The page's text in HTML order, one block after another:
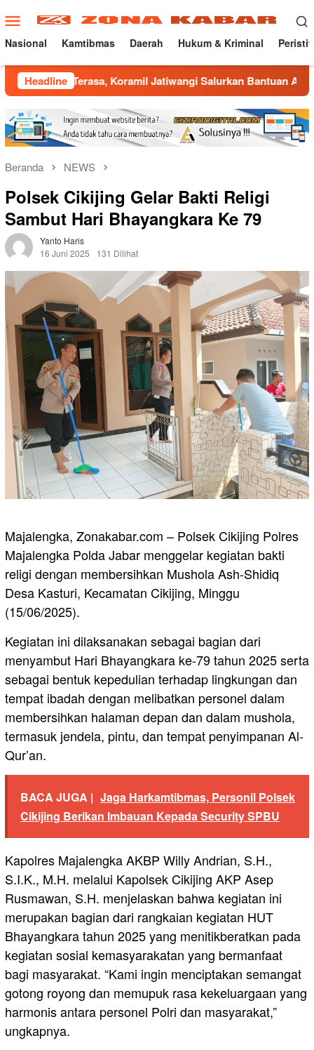
ke
konten
Menu
Mobile
Nasional Kamtibmas Daerah Hukum & Kriminal
Headline
Koramil Jatiwangi Salurkan Bantuan Air Bersih untuk
Beranda NEWS
Polsek Cikijing Gelar Bakti Religi
Sambut Hari Bhayangkara Ke 79
Yanto Haris
16 Juni 2025
131 Dilihat
Majalengka, Zonakabar.com – Polsek Cikijing Polres
Majalengka Polda Jabar menggelar kegiatan bakti
religi dengan membersihkan Mushola Ash-Shidiq
Desa Kasturi, Kecamatan Cikijing, Minggu
(15/06/2025).
Kegiatan ini dilaksanakan sebagai bagian dari
menyambut Hari Bhayangkara ke-79 tahun 2025 serta
sebagai bentuk kepedulian terhadap lingkungan dan
tempat ibadah dengan melibatkan personel dalam
membersihkan halaman depan dan dalam mushola,
termasuk jendela, pintu, dan tempat penyimpanan Al-
Qur’an.
BACA JUGA | Jaga Harkamtibmas, Personil Polsek
Cikijing Berikan Imbauan Kepada Security SPBU
Kapolres Majalengka AKBP Willy Andrian, S.H.,
S.I.K., M.H. melalui Kapolsek Cikijing AKP Asep
Rusmawan, S.H. menjelaskan bahwa kegiatan ini
merupakan bagian dari rangkaian kegiatan HUT
Bhayangkara tahun 2025 yang menitikberatkan pada
kegiatan sosial kemasyarakatan yang bermanfaat
bagi masyarakat. “Kami ingin menciptakan semangat
gotong royong dan memupuk rasa kekeluargaan yang
harmonis antara personel Polri dan masyarakat,”
ungkapnya.